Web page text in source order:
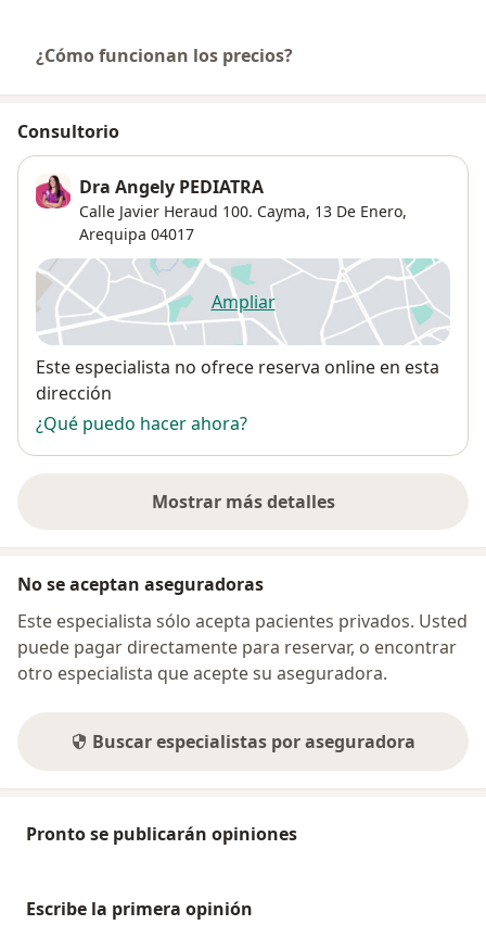
¿Cómo funcionan los precios?
Consultorio
Dra Angely PEDIATRA
Calle Javier Heraud 100. Cayma, 13 De Enero,
Arequipa 04017
Ampliarse abre en una nueva
Disponibilidad
Este especialista no ofrece reserva online en esta
dirección
¿Qué puedo hacer ahora?
Mostrar más detalles
sobre la dirección
No se aceptan aseguradoras
Este especialista sólo acepta pacientes privados. Usted
puede pagar directamente para reservar, o encontrar
otro especialista que acepte su aseguradora.
Buscar especialistas por aseguradora
Pronto se publicarán opiniones
Escribe la primera opinión